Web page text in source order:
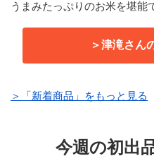
うまみたっぷりのお米を堪
＞津滝さん
＞「新着商品」をもっと見る
今週の初出